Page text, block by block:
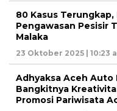
80 Kasus
Pengawasan Pesisir
Malaka
23 Oktober 2025 | 10:23
Adhyaksa Aceh Auto
Bangkitnya
Promosi Pariwisata